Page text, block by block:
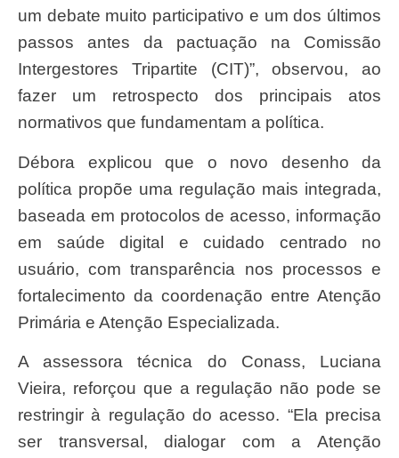
um debate muito participativo e um dos últimos
passos antes da pactuação na Comissão
Intergestores Tripartite (CIT)”, observou, ao
fazer um retrospecto dos principais atos
normativos que fundamentam a política.
Débora explicou que o novo desenho da
política propõe uma regulação mais integrada,
baseada em protocolos de acesso, informação
em saúde digital e cuidado centrado no
usuário, com transparência nos processos e
fortalecimento da coordenação entre Atenção
Primária e Atenção Especializada.
A assessora técnica do Conass, Luciana
Vieira, reforçou que a regulação não pode se
restringir à regulação do acesso. “Ela precisa
ser transversal, dialogar com a Atenção